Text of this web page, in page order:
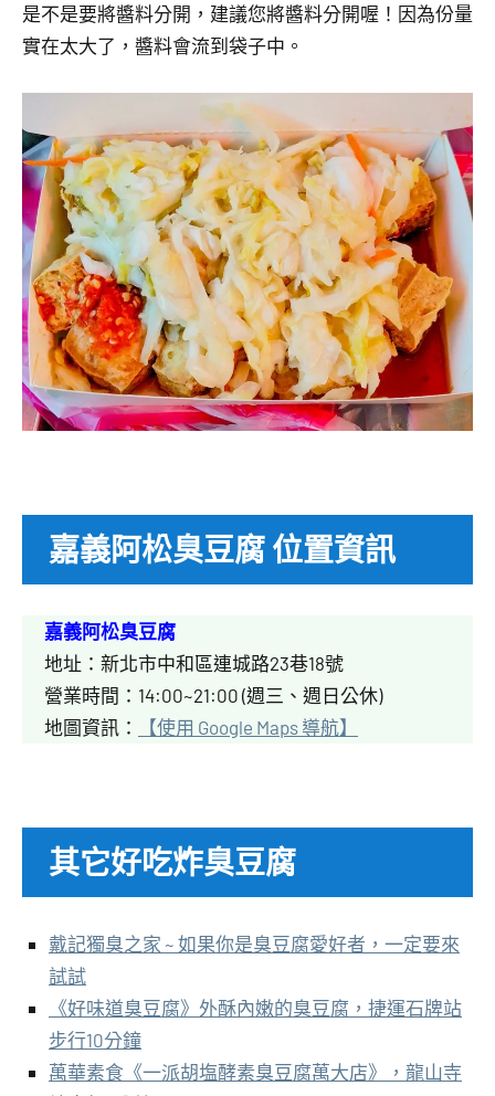
是不是要將醬料分開，建議您將醬料分開喔！因為份量
實在太大了， 醬料會流到袋子中。
嘉義阿松臭豆腐 位置資訊
嘉義阿松臭豆腐
地址：新北市中和區連城路23巷18號
營業時間：14:00~21:00 (週三、週日公休)
地圖資訊：
【使用 Google Maps 導航】
其它好吃炸臭豆腐
戴記獨臭之家 ~ 如果你是臭豆腐愛好者，一定要來
試試
《好味道臭豆腐》外酥內嫩的臭豆腐，捷運石牌站
步行10分鐘
萬華素食《一派胡塩酵素臭豆腐萬大店》，龍山寺